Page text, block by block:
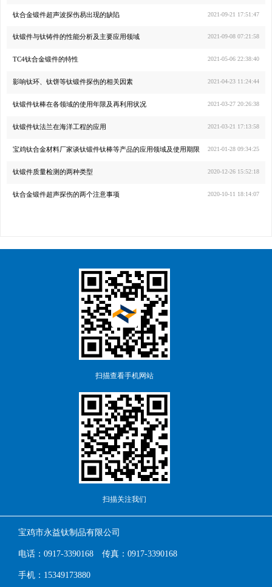
2021-09-21 17:51:47
钛合金锻件超声波探伤易出现的缺陷
2021-09-08 07:21:58
钛锻件与钛铸件的性能分析及主要应用领域
2021-05-06 22:38:40
TC4钛合金锻件的特性
2021-04-23 11:24:44
影响钛环、钛饼等钛锻件探伤的相关因素
2021-03-27 20:26:38
钛锻件钛棒在各领域的使用年限及再利用状况
2021-03-21 17:13:58
钛锻件钛法兰在海洋工程的应用
2021-01-28 09:34:25
宝鸡钛合金材料厂家谈钛锻件钛棒等产品的应用领域及使用期限
2020-12-26 15:52:18
钛锻件质量检测的两种类型
2020-10-11 18:14:07
钛合金锻件超声探伤的两个注意事项
扫描查看手机网站
扫描关注我们
宝鸡市永益钛制品有限公司
电话：0917-3390168 传真：0917-3390168
手机：15349173880